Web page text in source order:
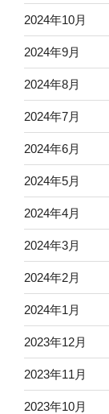
2024年10月
2024年9月
2024年8月
2024年7月
2024年6月
2024年5月
2024年4月
2024年3月
2024年2月
2024年1月
2023年12月
2023年11月
2023年10月